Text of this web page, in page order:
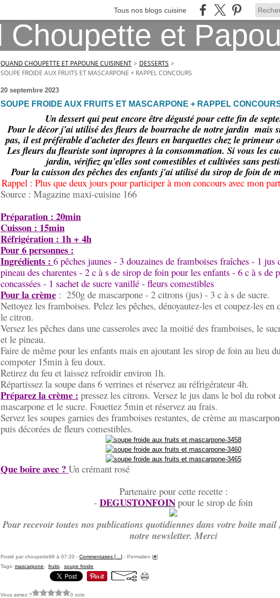
Tous nos blogs cuisine
QUAND CHOUPETTE ET PAPOUNE CUISINENT > DESSERTS >
SOUPE FROIDE AUX FRUITS ET MASCARPONE + RAPPEL CONCOURS
20 septembre 2023
SOUPE FROIDE AUX FRUITS ET MASCARPONE + RAPPEL
Un dessert qui peut encore être dégusté pour cette fin de
Pour le décor j'ai utilisé des fleurs de bourrache de notre jardin mais
pas, il est préférable d'acheter des fleurs en barquettes chez le primeur
Les fleurs du fleuriste sont inpropres à la consommation. Si vous les
jardin, vérifiez qu'elles sont comestibles et cultivées sans
Pour la cuisson des pêches des enfants j'ai utilisé du sirop de foin de
Rappel : Plus que deux jours pour participer à mon concours avec mon
Source : Magazine maxi-cuisine 166
Préparation : 20min
Cuisson : 15min
Réfrigération : 1h + 4h
Pour 6 personnes :
Ingrédients : 6 pêches jaunes - 3 douzaines de framboises fraîches - 1
pineau des charentes - 2 c à s de sirop de foin pour les enfants - 6 c à s de
concassées - 1 sachet de sucre vanillé - fleurs comestibles
Pour la crème : 250g de mascarpone - 2 citrons (jus) - 3 c à s de sucre.
Nettoyez les framboises. Pelez les pêches, dénoyautez-les et coupez-les en
le citron.
Versez les pêches dans une casseroles avec la moitié des framboises, le
et le pineau.
Faire de même pour les enfants mais en ajoutant les sirop de foin au lieu
compoter 15min à feu doux.
Retirez du feu et laissez refroidir environ 1h.
Répartissez la soupe dans 6 verrines et réservez au réfrigérateur 4h.
Préparez la crème : pressez les citrons. Versez le jus dans le bol du robot
mascarpone et le sucre. Fouettez 5min et réservez au frais.
Servez les soupes garnies des framboises restantes, de crème au
puis décorées de fleurs comestibles.
Que boire avec ? Un crémant rosé
Partenaire pour cette recette :
- DEGUSTONFOIN pour le sirop de foin
Pour recevoir toutes nos publications quotidiennes dans votre boite mail
notre newsletter. Merci
Posté par choupette88 à 07:20 - Commentaires [ ] - Permalien [#]
Tags: mascarpone fruits soupe froide
Vous aimez ? 0 vote